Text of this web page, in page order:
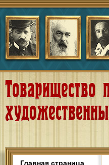
Главная страница